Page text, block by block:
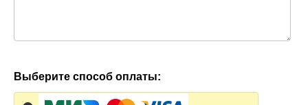
Выберите способ оплаты: